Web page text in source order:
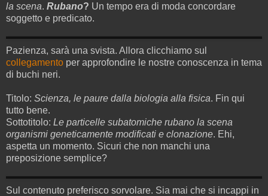
la scena. Rubano? Un tempo era di moda concordare
soggetto e predicato.
Pazienza, sarà una svista. Allora clicchiamo sul
collegamento per approfondire le nostre conoscenza in tema
di buchi neri.
Titolo: Scienza, le paure dalla biologia alla fisica. Fin qui
tutto bene.
Sottotitolo: Le particelle subatomiche rubano la scena
organismi geneticamente modificati e clonazione. Ehi,
aspetta un momento. Sicuri che non manchi una
preposizione semplice?
Sul contenuto preferisco sorvolare. Sia mai che si incappi in